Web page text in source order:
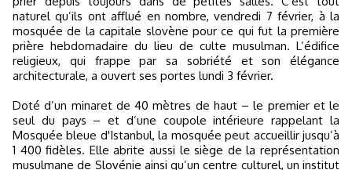
naturel qu’ils ont afflué en nombre, vendredi 7 février, à la
mosquée de la capitale slovène pour ce qui fut la première
prière hebdomadaire du lieu de culte musulman. L’édifice
religieux, qui frappe par sa sobriété et son élégance
architecturale, a ouvert ses portes lundi 3 février.
Doté d’un minaret de 40 mètres de haut – le premier et le
seul du pays – et d’une coupole intérieure rappelant la
Mosquée bleue d'Istanbul, la mosquée peut accueillir jusqu’à
1 400 fidèles. Elle abrite aussi le siège de la représentation
musulmane de Slovénie ainsi qu’un centre culturel, un institut